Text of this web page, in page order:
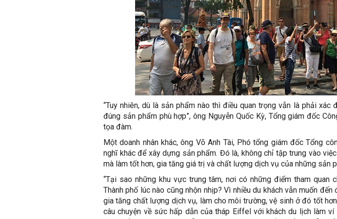
“Tuy nhiên, dù là sản phẩm nào thì điều quan trọng vẫn là phải
đúng sản phẩm phù hợp”, ông Nguyễn Quốc Kỳ, Tổng giám đốc
tọa đàm.
Một doanh nhân khác, ông Võ Anh Tài, Phó tổng giám đốc Tổng
nghĩ khác để xây dựng sản phẩm. Đó là, không chỉ tập trung vào
mà làm tốt hơn, gia tăng giá trị và chất lượng dịch vụ của những sản
“Tại sao những khu vực trung tâm, nơi có những điểm tham quan
Thành phố lúc nào cũng nhộn nhịp? Vì nhiều du khách vẫn muốn
gia tăng chất lượng dịch vụ, làm cho môi trường, vệ sinh ở đó tốt
câu chuyện về sức hấp dẫn của tháp Eiffel với khách du lịch làm